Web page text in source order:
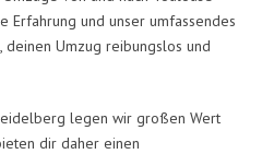
Erfahrung und unser umfassendes
Umzug reibungslos und
legen wir großen Wert
dir daher einen